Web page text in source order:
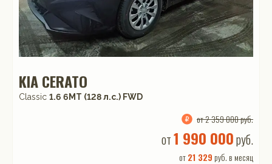
KIA CERATO
Classic 1.6 6MT (128 л.с.) FWD
от 2 359 000 руб.
от1 990 000руб.
от21 329 руб. в месяц